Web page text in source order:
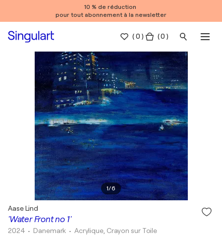
10 % de réduction
pour tout abonnement à la newsletter
(0 ) ( 0 )
1/6
'Water Front no 1'
Aase Lind
2024 • Danemark • Acrylique, Crayon sur Toile